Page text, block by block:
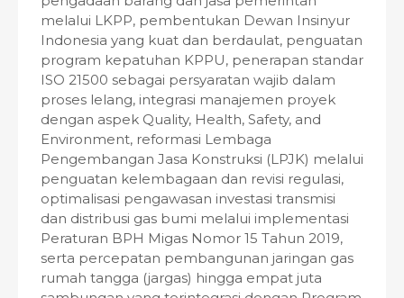
melalui LKPP, pembentukan Dewan Insinyur
Indonesia yang kuat dan berdaulat, penguatan
program kepatuhan KPPU, penerapan standar
ISO 21500 sebagai persyaratan wajib dalam
proses lelang, integrasi manajemen proyek
dengan aspek Quality, Health, Safety, and
Environment, reformasi Lembaga
Pengembangan Jasa Konstruksi (LPJK) melalui
penguatan kelembagaan dan revisi regulasi,
optimalisasi pengawasan investasi transmisi
dan distribusi gas bumi melalui implementasi
Peraturan BPH Migas Nomor 15 Tahun 2019,
serta percepatan pembangunan jaringan gas
rumah tangga (jargas) hingga empat juta